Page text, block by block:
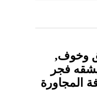
وخوف,
فجر
المجاورة